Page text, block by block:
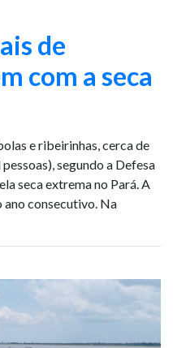
de
com a seca
e ribeirinhas, cerca de
segundo a Defesa
seca extrema no Pará. A
ano consecutivo. Na